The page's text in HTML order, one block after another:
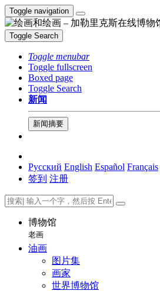
Toggle navigation
Toggle Search
Toggle menubar
Toggle fullscreen
Boxed page
Toggle Search
新闻
新闻摘要
Русский English Español Français
签到 注册
博物馆
老画
油画
图片集
画家
世界博物馆